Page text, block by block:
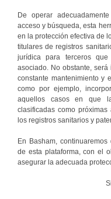
De operar
acceso y búsqueda, esta
en la protección efectiva de
titulares de registros
jurídica para terceros
asociado. No obstante,
constante mantenimiento y
como por ejemplo,
aquellos casos en que
clasificadas como
los registros sanitarios y
En Basham,
de esta plataforma, con el
asegurar la adecuada